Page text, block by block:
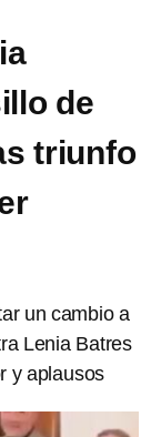
de
triunfo
un cambio a
Lenia Batres
y aplausos